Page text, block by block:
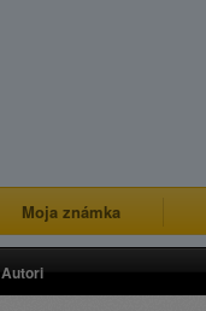
Moja známka
Autori